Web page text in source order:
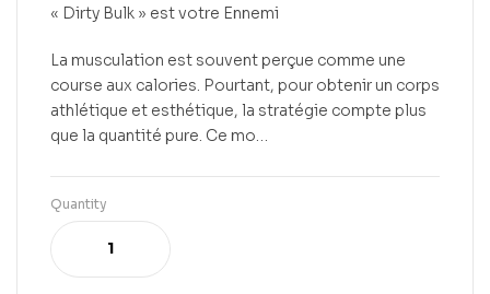
« Dirty Bulk » est votre Ennemi
La musculation est souvent perçue comme une
course aux calories. Pourtant, pour obtenir un corps
athlétique et esthétique, la stratégie compte plus
que la quantité pure. Ce mo…
Quantity